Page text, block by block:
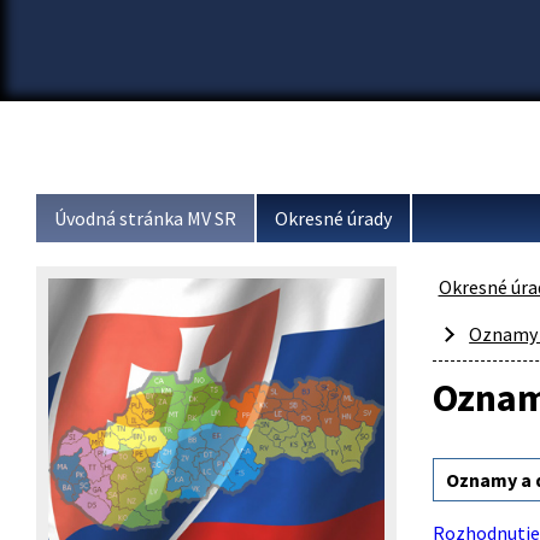
Úvodná stránka MV SR Okresné úrady
Okresné
Oznamy